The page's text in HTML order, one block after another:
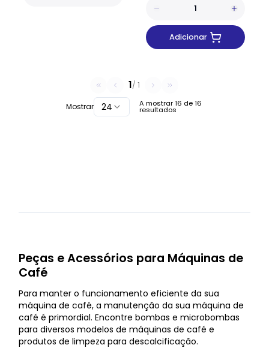
Adicionar
A mostrar16 de16
resultados
1/1
Mostrar 24
Peças e Acessórios para Máquinas de
Café
Para manter o funcionamento eficiente da sua
máquina de café, a manutenção da sua máquina de
café é primordial. Encontre bombas e microbombas
para diversos modelos de máquinas de café e
produtos de limpeza para descalcificação.